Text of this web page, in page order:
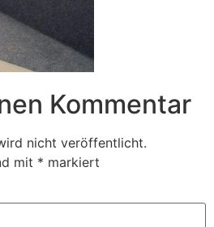
Kommentar
nicht veröffentlicht.
mit * markiert